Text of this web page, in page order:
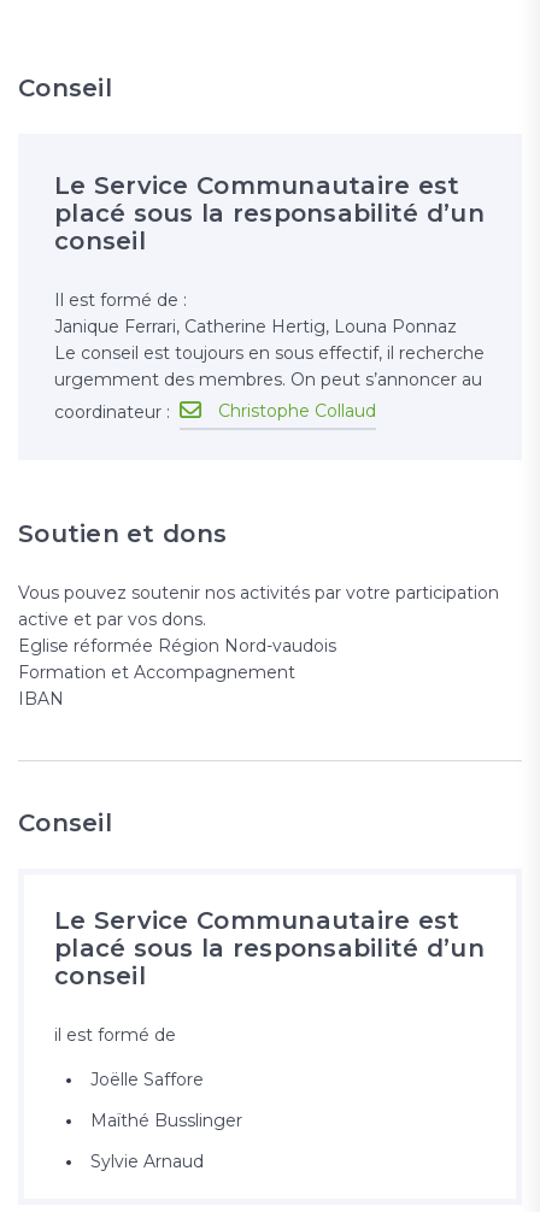
Conseil
Le Service Communautaire est
placé sous la responsabilité d’un
conseil
Il est formé de :
Janique Ferrari, Catherine Hertig, Louna Ponnaz
Le conseil est toujours en sous effectif, il recherche
urgemment des membres. On peut s’annoncer au
coordinateur :
Christophe Collaud
Soutien et dons
Vous pouvez soutenir nos activités par votre participation
active et par vos dons.
Eglise réformée Région Nord-vaudois
Formation et Accompagnement
IBAN
Conseil
Le Service Communautaire est
placé sous la responsabilité d’un
conseil
il est formé de
Joëlle Saffore
Maïthé Busslinger
Sylvie Arnaud